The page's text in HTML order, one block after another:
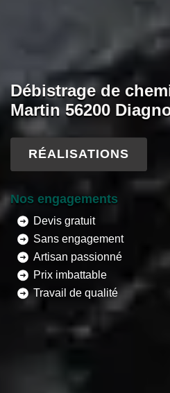
Débistrage de
Martin 56200
RÉALISATIONS
Nos engagements
Devis gratuit
Sans engagement
Artisan passionné
Prix imbattable
Travail de qualité